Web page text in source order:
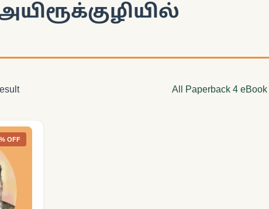
All Paperback 4 eBook
OFF